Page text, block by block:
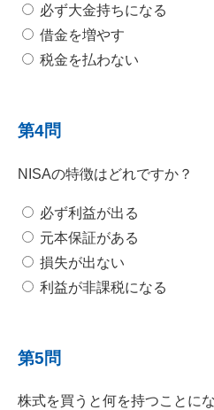
必ず大金持ちになる
借金を増やす
税金を払わない
第4問
NISAの特徴はどれですか？
必ず利益が出る
元本保証がある
損失が出ない
利益が非課税になる
第5問
株式を買うと何を持つことに